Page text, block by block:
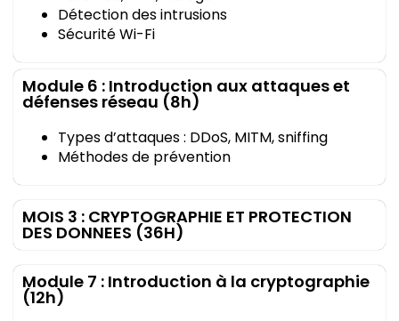
Détection des intrusions
Sécurité Wi-Fi
Module 6 : Introduction aux attaques et
défenses réseau (8h)
Types d’attaques : DDoS, MITM, sniffing
Méthodes de prévention
MOIS 3 : CRYPTOGRAPHIE ET PROTECTION
DES DONNEES (36H)
Module 7 : Introduction à la cryptographie
(12h)